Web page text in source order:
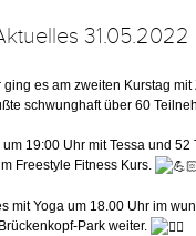
31.05.2022
ging es am zweiten Kurstag mit
schwunghaft über 60
19:00 Uhr mit Tessa und 52
Freestyle Fitness Kurs.
mit Yoga um 18.00 Uhr im
Brückenkopf-Park weiter.